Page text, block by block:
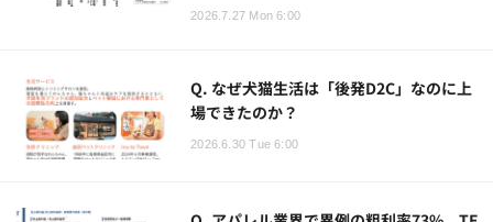
2026.7.27 Mon 6:00
Q. なぜ犬猫生活は「後発D2C」なのに上
場できたのか？
2026.6.30 Tue 6:00